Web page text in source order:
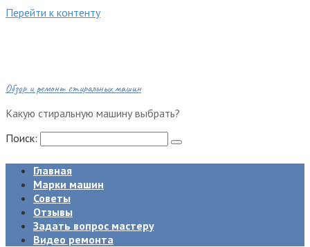
Перейти к контенту
Обзор и ремонт стиральных машин
Какую стиральную машину выбрать?
Поиск:
Главная
Марки машин
Советы
Отзывы
Задать вопрос мастеру
Видео ремонта